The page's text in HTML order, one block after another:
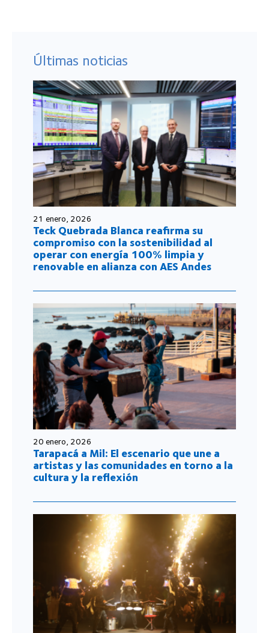
Últimas noticias
21 enero, 2026
Teck Quebrada Blanca reafirma su
compromiso con la sostenibilidad al
operar con energía 100% limpia y
renovable en alianza con AES Andes
20 enero, 2026
Tarapacá a Mil: El escenario que une a
artistas y las comunidades en torno a la
cultura y la reflexión